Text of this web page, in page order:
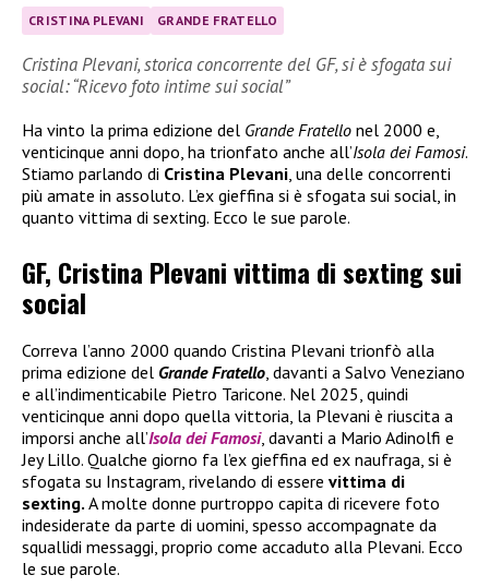
CRISTINA PLEVANI GRANDE FRATELLO
Cristina Plevani, storica concorrente del GF, si è sfogata sui
social: “Ricevo foto intime sui social”
Ha vinto la prima edizione del Grande Fratello nel 2000 e,
venticinque anni dopo, ha trionfato anche all’Isola dei Famosi.
Stiamo parlando di Cristina Plevani , una delle concorrenti
più amate in assoluto. L’ex gieffina si è sfogata sui social, in
quanto vittima di sexting. Ecco le sue parole.
GF, Cristina Plevani vittima di sexting sui
social
Correva l’anno 2000 quando Cristina Plevani trionfò alla
prima edizione del Grande Fratello , davanti a Salvo Veneziano
e all’indimenticabile Pietro Taricone. Nel 2025, quindi
venticinque anni dopo quella vittoria, la Plevani è riuscita a
imporsi anche all’Isola dei Famosi, davanti a Mario Adinolfi e
Jey Lillo. Qualche giorno fa l’ex gieffina ed ex naufraga, si è
sfogata su Instagram, rivelando di essere vittima di
sexting. A molte donne purtroppo capita di ricevere foto
indesiderate da parte di uomini, spesso accompagnate da
squallidi messaggi, proprio come accaduto alla Plevani. Ecco
le sue parole.